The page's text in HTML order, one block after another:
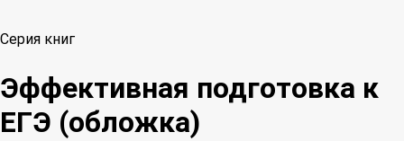
Серия книг
Эффективная подготовка к
ЕГЭ (обложка)